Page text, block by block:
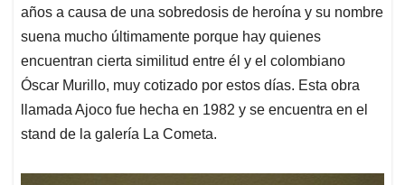
años a causa de una sobredosis de heroína y su nombre
suena mucho últimamente porque hay quienes
encuentran cierta similitud entre él y el colombiano
Óscar Murillo, muy cotizado por estos días. Esta obra
llamada Ajoco fue hecha en 1982 y se encuentra en el
stand de la galería La Cometa.